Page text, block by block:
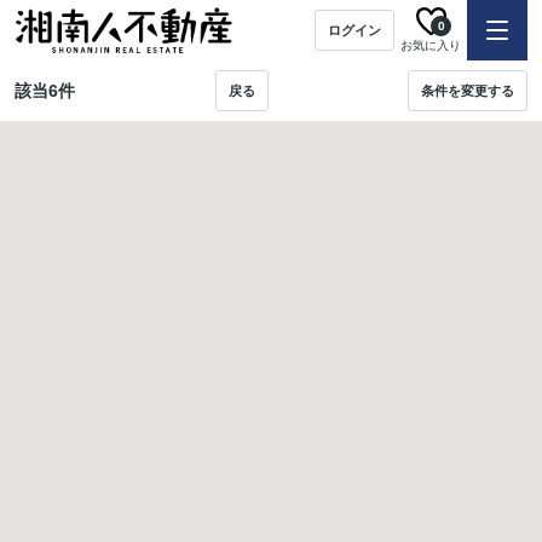
ログイン
お気に入り
0
該当6件 戻る 条件を変更する